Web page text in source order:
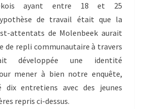
IDENTITÉ
MOLENBEEKOISE
?
».
ayant entre 18 et 25
de travail était que la
attentats de Molenbeek aurait
de repli communautaire à travers
développée une identité
mener à bien notre enquête,
dix entretiens avec des jeunes
repris ci-dessus.